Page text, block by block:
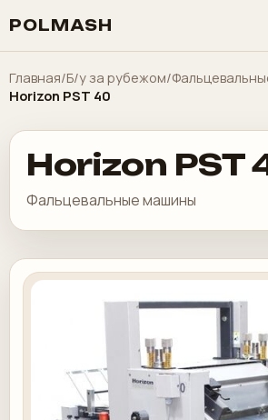
POLMASH
Главная/Б/у за рубежом/
Horizon PST 40
Horizon PST
Фальцевальные машины